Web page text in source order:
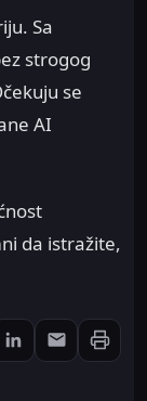
Sa
strogog
se
AI
da istražite,
Pinterest
Podeli: LinkedIn
Podeli: